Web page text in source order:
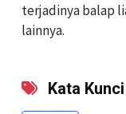
terjadinya balap
lainnya.
Kata